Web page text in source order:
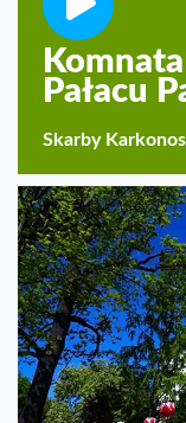
Pałacu
Skarby